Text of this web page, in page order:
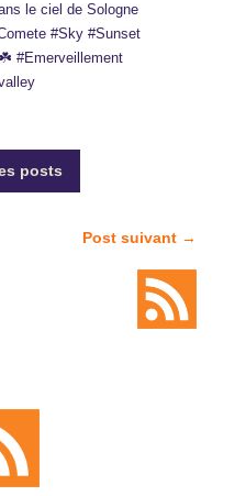
le ciel de Sologne
#Sky #Sunset
#Emerveillement
posts
Post suivant →